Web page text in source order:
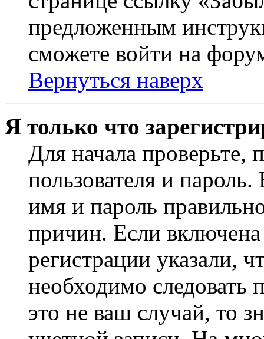
предложенным
сможете войти на
Вернуться наверх
Я только что
Для начала проверьте,
пользователя и
имя и пароль
причин. Если
регистрации указали,
необходимо
это не ваш случай, то